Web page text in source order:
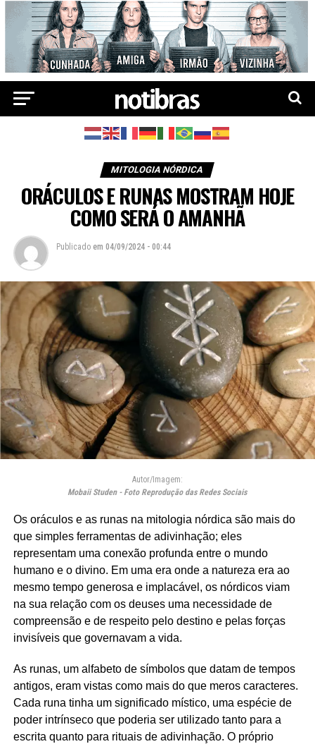
MITOLOGIA NÓRDICA
ORÁCULOS E RUNAS MOSTRAM HOJE
COMO SERÁ O AMANHÃ
Publicado em 04/09/2024 - 00:44
Autor/Imagem:
Mobaii Studen - Foto Reprodução das Redes Sociais
Os oráculos e as runas na mitologia nórdica são mais do
que simples ferramentas de adivinhação; eles
representam uma conexão profunda entre o mundo
humano e o divino. Em uma era onde a natureza era ao
mesmo tempo generosa e implacável, os nórdicos viam
na sua relação com os deuses uma necessidade de
compreensão e de respeito pelo destino e pelas forças
invisíveis que governavam a vida.
As runas, um alfabeto de símbolos que datam de tempos
antigos, eram vistas como mais do que meros caracteres.
Cada runa tinha um significado místico, uma espécie de
poder intrínseco que poderia ser utilizado tanto para a
escrita quanto para rituais de adivinhação. O próprio